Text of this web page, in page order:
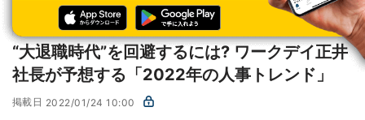
レポート
“大退職時代”を回避するには? ワークデイ正井
社長が予想する「2022年の人事トレンド」
掲載日 2022/01/24 10:00